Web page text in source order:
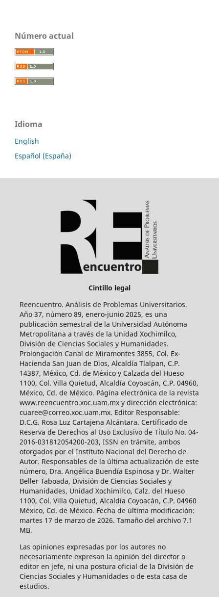
Número actual
Idioma
English
Español (España)
Cintillo legal
Reencuentro. Análisis de Problemas Universitarios.
Año 37, número 89, enero-junio 2025, es una
publicación semestral de la Universidad Autónoma
Metropolitana a través de la Unidad Xochimilco,
División de Ciencias Sociales y Humanidades.
Prolongación Canal de Miramontes 3855, Col. Ex-
Hacienda San Juan de Dios, Alcaldía Tlalpan, C.P.
14387, México, Cd. de México y Calzada del Hueso
1100, Col. Villa Quietud, Alcaldía Coyoacán, C.P. 04960,
México, Cd. de México. Página electrónica de la revista
www.reencuentro.xoc.uam.mx y dirección electrónica:
cuaree@correo.xoc.uam.mx. Editor Responsable:
D.C.G. Rosa Luz Cartajena Alcántara. Certificado de
Reserva de Derechos al Uso Exclusivo de Título No. 04-
2016-031812054200-203, ISSN en trámite, ambos
otorgados por el Instituto Nacional del Derecho de
Autor. Responsables de la última actualización de este
número, Dra. Angélica Buendía Espinosa y Dr. Walter
Beller Taboada, División de Ciencias Sociales y
Humanidades, Unidad Xochimilco, Calz. del Hueso
1100, Col. Villa Quietud, Alcaldía Coyoacán, C.P. 04960
México, Cd. de México. Fecha de última modificación:
martes 17 de marzo de 2026. Tamaño del archivo 7.1
MB.
Las opiniones expresadas por los autores no
necesariamente expresan la opinión del director o
editor en jefe, ni una postura oficial de la División de
Ciencias Sociales y Humanidades o de esta casa de
estudios.